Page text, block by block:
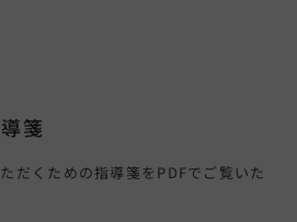
箋
だくための指導箋をPDFでご覧いた